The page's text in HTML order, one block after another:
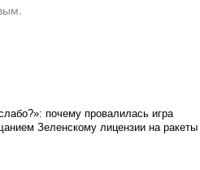
почему провалилась игра
Зеленскому лицензии на ракеты